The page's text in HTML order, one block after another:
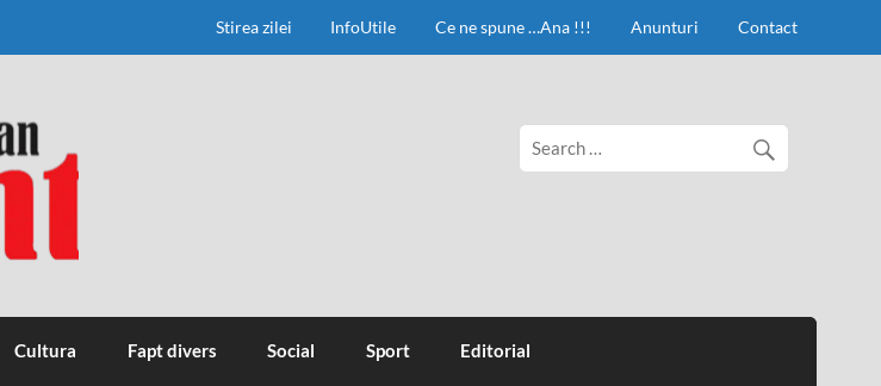
Stirea zilei InfoUtile Ce ne spune …Ana !!! Anunturi Contact
Cultura Fapt divers Social Sport Editorial